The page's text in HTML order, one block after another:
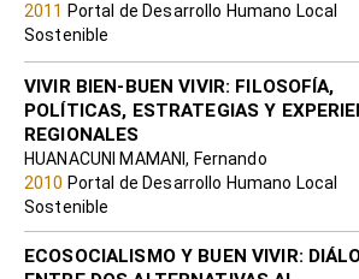
GUDYNAS, Eduardo; ACOSTA, Alberto
2011 Portal de Desarrollo Humano Local
VIVIR BIEN-BUEN VIVIR: FILOSOFÍA,
POLÍTICAS, ESTRATEGIAS Y
REGIONALES
HUANACUNI MAMANI, Fernando
2010 Portal de Desarrollo Humano Local